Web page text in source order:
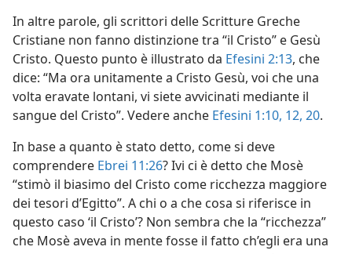
In altre parole, gli scrittori delle Scritture Greche
Cristiane non fanno distinzione tra “il Cristo” e Gesù
Cristo. Questo punto è illustrato da Efesini 2:13, che
dice: “Ma ora unitamente a Cristo Gesù, voi che una
volta eravate lontani, vi siete avvicinati mediante il
sangue del Cristo”. Vedere anche Efesini 1:10, 12, 20.
In base a quanto è stato detto, come si deve
comprendere Ebrei 11:26? Ivi ci è detto che Mosè
“stimò il biasimo del Cristo come ricchezza maggiore
dei tesori d’Egitto”. A chi o a che cosa si riferisce in
questo caso ‘il Cristo’? Non sembra che la “ricchezza”
che Mosè aveva in mente fosse il fatto ch’egli era una